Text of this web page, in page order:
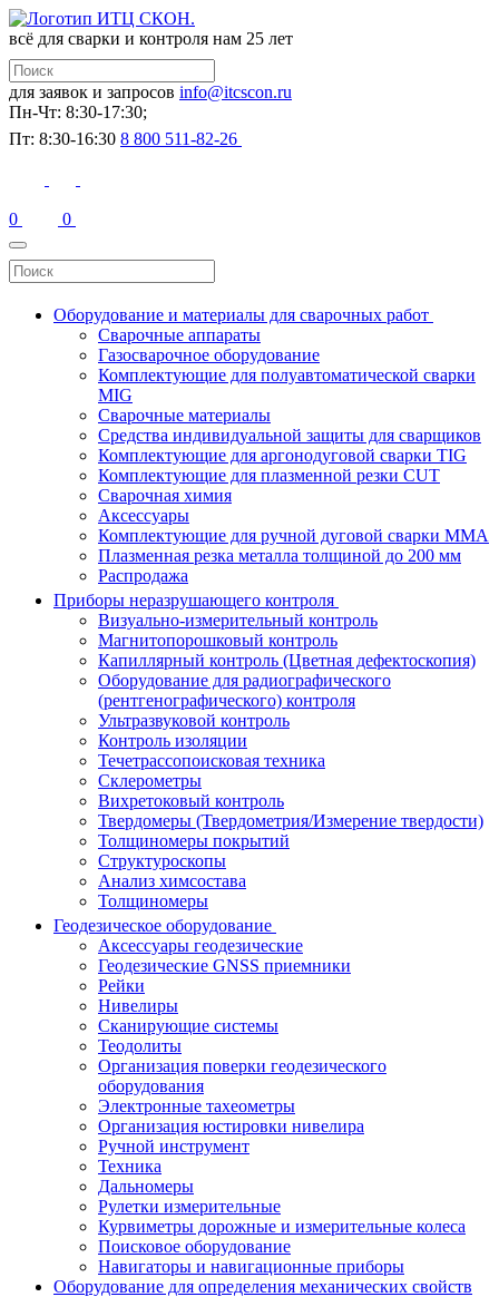
всё для сварки и контроля нам 25 лет
для заявок и запросов info@itcscon.ru
Пн-Чт: 8:30-17:30;
Пт: 8:30-16:30 8 800 511-82-26
0 0
Оборудование и материалы для сварочных работ
Сварочные аппараты
Газосварочное оборудование
Комплектующие для полуавтоматической сварки
MIG
Сварочные материалы
Средства индивидуальной защиты для сварщиков
Комплектующие для аргонодуговой сварки TIG
Комплектующие для плазменной резки CUT
Сварочная химия
Аксессуары
Комплектующие для ручной дуговой сварки MMA
Плазменная резка металла толщиной до 200 мм
Распродажа
Приборы неразрушающего контроля
Визуально-измерительный контроль
Магнитопорошковый контроль
Капиллярный контроль (Цветная дефектоскопия)
Оборудование для радиографического
(рентгенографического) контроля
Ультразвуковой контроль
Контроль изоляции
Течетрассопоисковая техника
Склерометры
Вихретоковый контроль
Твердомеры (Твердометрия/Измерение твердости)
Толщиномеры покрытий
Структуроскопы
Анализ химсостава
Толщиномеры
Геодезическое оборудование
Аксессуары геодезические
Геодезические GNSS приемники
Рейки
Нивелиры
Сканирующие системы
Теодолиты
Организация поверки геодезического
оборудования
Электронные тахеометры
Организация юстировки нивелира
Ручной инструмент
Техника
Дальномеры
Рулетки измерительные
Курвиметры дорожные и измерительные колеса
Поисковое оборудование
Навигаторы и навигационные приборы
Оборудование для определения механических свойств